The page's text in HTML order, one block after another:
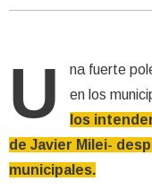
U
na fuerte
en los
los
de Javier Milei-
municipales.